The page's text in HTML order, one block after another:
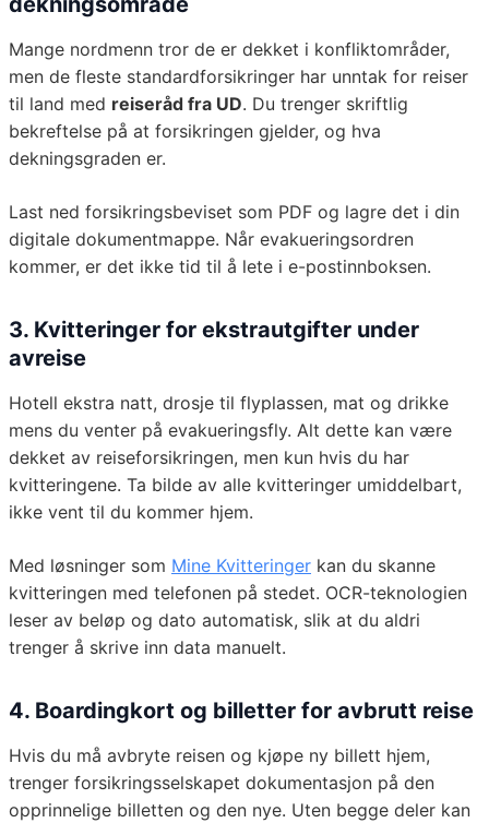
Mange nordmenn tror de er dekket i konfliktområder,
men de fleste standardforsikringer har unntak for reiser
til land med reiseråd fra UD. Du trenger skriftlig
bekreftelse på at forsikringen gjelder, og hva
dekningsgraden er.
Last ned forsikringsbeviset som PDF og lagre det i din
digitale dokumentmappe. Når evakueringsordren
kommer, er det ikke tid til å lete i e-postinnboksen.
3. Kvitteringer for ekstrautgifter under
avreise
Hotell ekstra natt, drosje til flyplassen, mat og drikke
mens du venter på evakueringsfly. Alt dette kan være
dekket av reiseforsikringen, men kun hvis du har
kvitteringene. Ta bilde av alle kvitteringer umiddelbart,
ikke vent til du kommer hjem.
Med løsninger som Mine Kvitteringer kan du skanne
kvitteringen med telefonen på stedet. OCR-teknologien
leser av beløp og dato automatisk, slik at du aldri
trenger å skrive inn data manuelt.
4. Boardingkort og billetter for avbrutt reise
Hvis du må avbryte reisen og kjøpe ny billett hjem,
trenger forsikringsselskapet dokumentasjon på den
opprinnelige billetten og den nye. Uten begge deler kan